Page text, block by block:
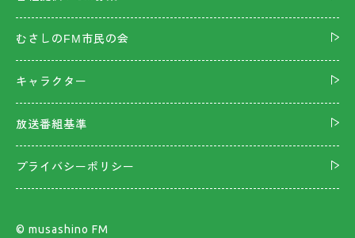
むさしのFM市民の会
キャラクター
放送番組基準
プライバシーポリシー
©︎ musashino FM